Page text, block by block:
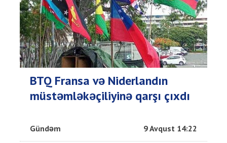
BTQ Fransa və Niderlandın
müstəmləkəçiliyinə qarşı çıxdı
Gündəm 9 Avqust 14:22